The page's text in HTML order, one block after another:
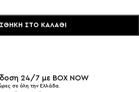
ΣΤΟ ΚΑΛΆΘΙ
24/7 με BOX NOW
σε όλη την Ελλάδα.